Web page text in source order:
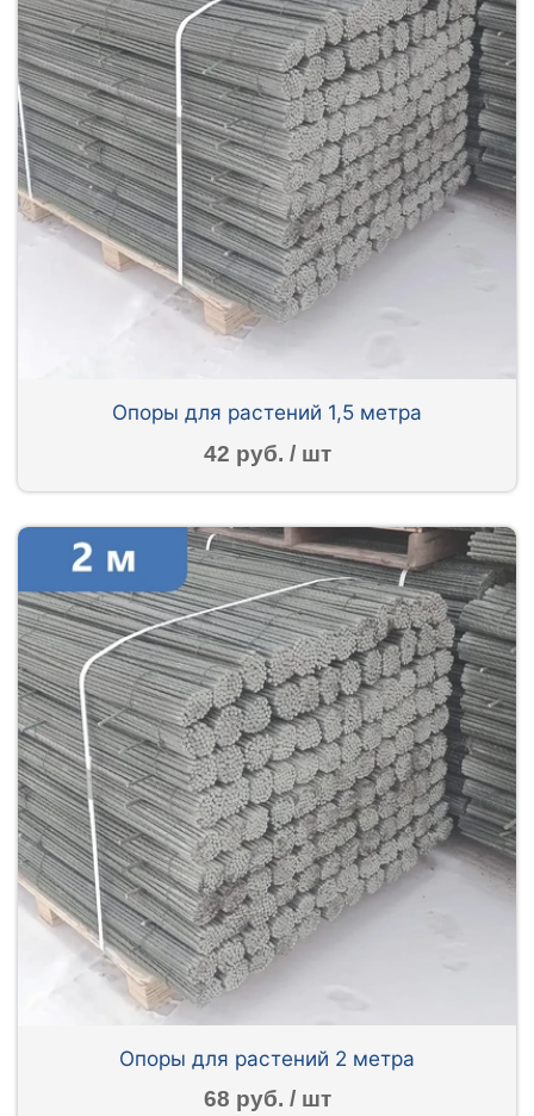
Опоры для растений 1,5 метра
42 руб. / шт
Опоры для растений 2 метра
68 руб. / шт